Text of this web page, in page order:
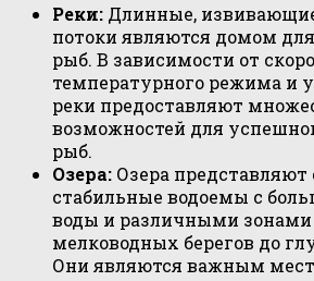
Реки: Длинные,
потоки являются домом
рыб. В зависимости от
температурного режима и
реки предоставляют
возможностей для
рыб.
Озера: Озера представляют
стабильные водоемы с
воды и различными зонами
мелководных берегов до
Они являются важным